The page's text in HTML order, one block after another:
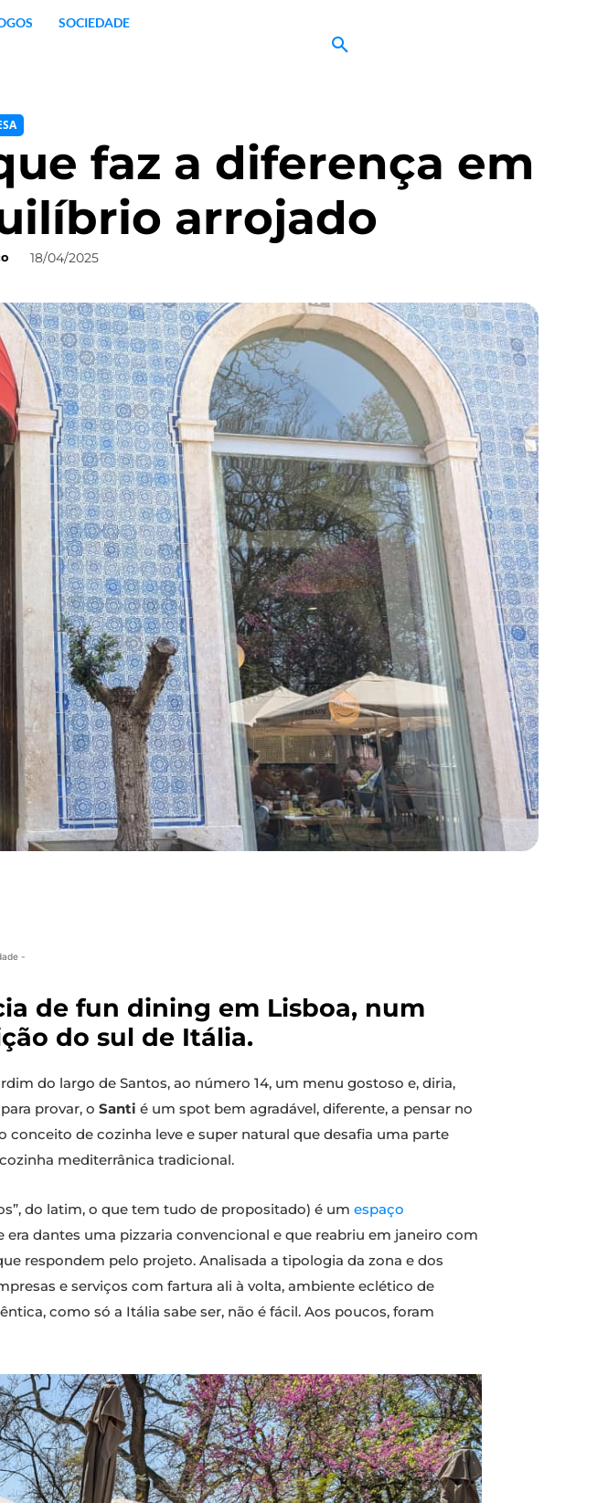
SOCIEDADE
faz a diferença em
arrojado
18/04/2025
-
de fun dining em Lisboa, num
do sul de Itália.
do largo de Santos, ao número 14, um menu gostoso e, diria,
provar, o Santi é um spot bem agradável, diferente, a pensar no
de cozinha leve e super natural que desafia uma parte
mediterrânica tradicional.
do latim, o que tem tudo de propositado) é um espaço
dantes uma pizzaria convencional e que reabriu em janeiro com
respondem pelo projeto. Analisada a tipologia da zona e dos
e serviços com fartura ali à volta, ambiente eclético de
como só a Itália sabe ser, não é fácil. Aos poucos, foram